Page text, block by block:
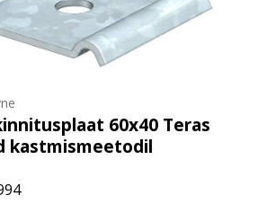
60x40 Teras
kastmismeetodil